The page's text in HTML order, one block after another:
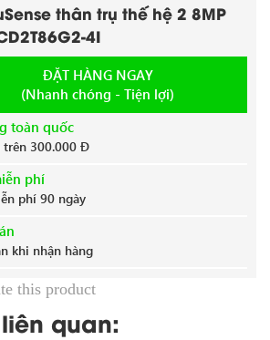
thân trụ thế hệ 2 8MP
4I
ĐẶT HÀNG NGAY
(Nhanh chóng - Tiện lợi)
toàn quốc
trên 300.000 Đ
phí
phí 90 ngày
khi nhận hàng
this product
quan: